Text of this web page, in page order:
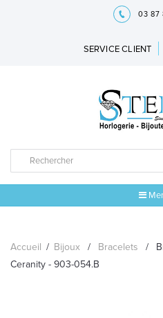
03 87
SERVICE CLIENT
Accueil / Bijoux / Bracelets /
Ceranity - 903-054.B